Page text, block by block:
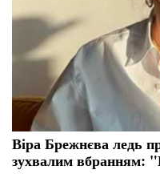
Віра Брежнєва ледь
зухвалим вбранням: